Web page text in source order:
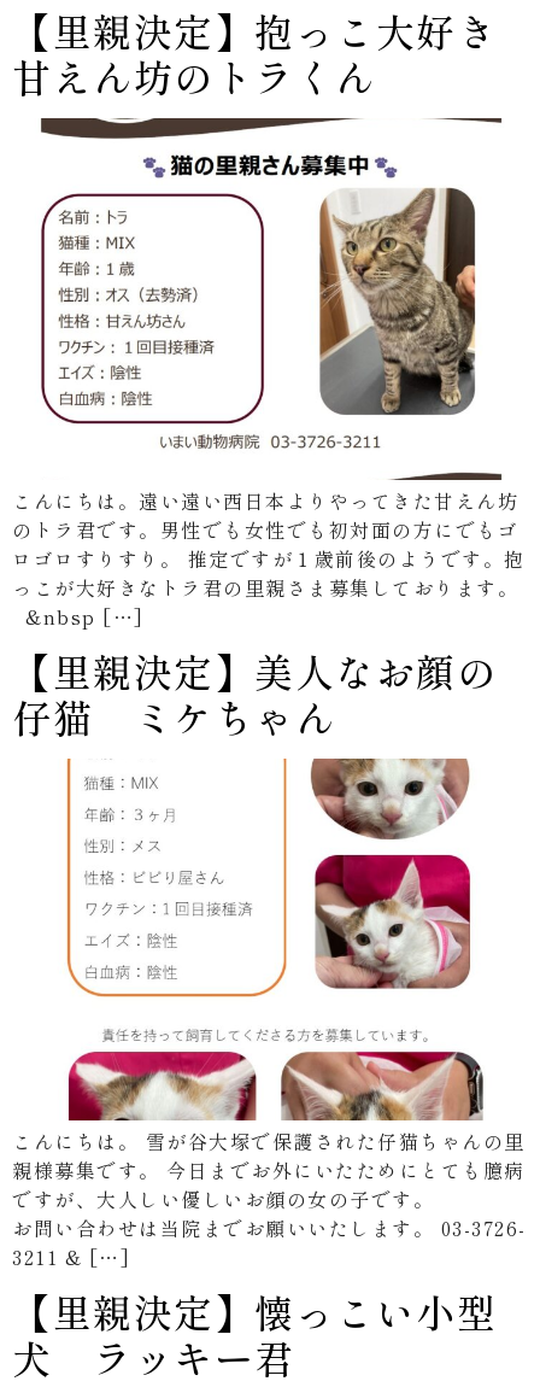
【里親決定】抱っこ大好き
甘えん坊のトラくん
こんにちは。遠い遠い西日本よりやってきた甘えん坊
のトラ君です。男性でも女性でも初対面の方にでもゴ
ロゴロすりすり。 推定ですが１歳前後のようです。抱
っこが大好きなトラ君の里親さま募集しております。
&nbsp […]
【里親決定】美人なお顔の
仔猫 ミケちゃん
こんにちは。 雪が谷大塚で保護された仔猫ちゃんの里
親様募集です。 今日までお外にいたためにとても臆病
ですが、大人しい優しいお顔の女の子です。
お問い合わせは当院までお願いいたします。 03-3726-
3211 & […]
【里親決定】懐っこい小型
犬 ラッキー君